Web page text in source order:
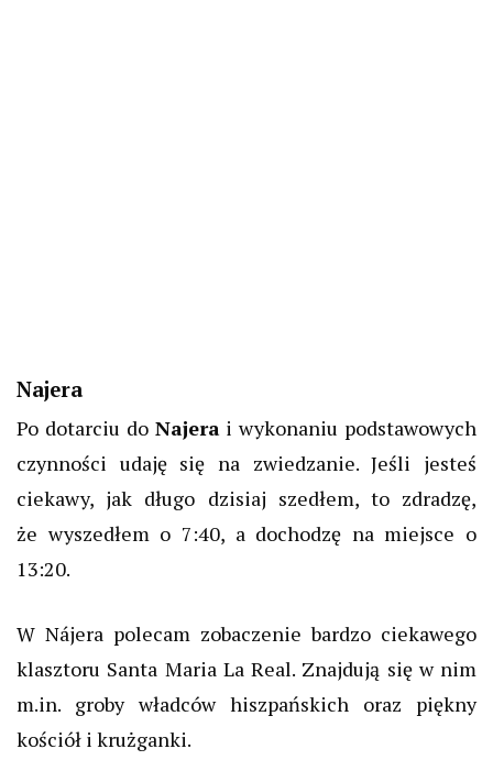
Najera
Po dotarciu do Najerai wykonaniu podstawowych
czynności udajęsię na zwiedzanie. Jeśli jesteś
ciekawy, jak długo dzisiaj szedłem,to zdradzę,
że wyszedłem o 7:40, a dochodzę na miejsce o
13:20.
W Nájera polecam zobaczenie bardzo ciekawego
klasztoru Santa Maria La Real. Znajdują się w nim
m.in. groby władców hiszpańskich oraz piękny
kościół i krużganki.